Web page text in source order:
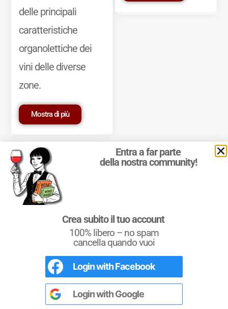
delle principali
caratteristiche
organolettiche dei
vini delle diverse
zone.
Mostra di più
Marchio Reg. | P.IVA 03921390245
Condizioni d'uso|Privacy Policy|Cookie Policy
cookie
Conoscere il Vino
Un testo completo per chi si avvicina al
mondo del vino. Un riferimento per i più
esperti e i Sommeliers.
Entra a far parte
della nostra community!
Crea subito il tuo account
100% libero – no spam
cancella quando vuoi
Login withFacebook
Login withGoogle